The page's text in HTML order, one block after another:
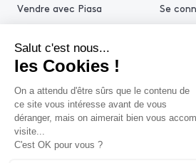
Vendre avec Piasa
Se